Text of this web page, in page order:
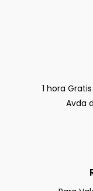
1 hora
Avda